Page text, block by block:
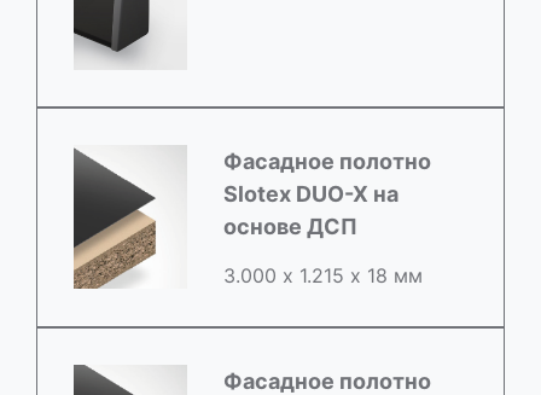
Фасадное полотно
Slotex DUO-X на
основе ДСП
3.000 х 1.215 х 18 мм
Фасадное полотно